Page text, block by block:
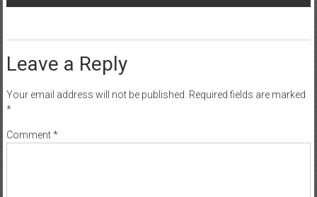
Leave a Reply
Your email address will not be published. Required fields are marked
*
Comment*